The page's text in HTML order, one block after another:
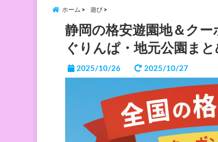
ホーム 遊び
静岡の格安遊園地＆クー
ぐりんぱ・地元公園まと
2025/10/26 2025/10/27